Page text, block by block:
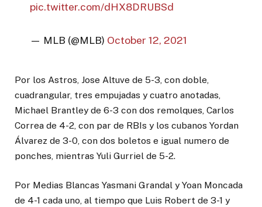
pic.twitter.com/dHX8DRUBSd
— MLB (@MLB) October 12, 2021
Por los Astros, Jose Altuve de 5-3, con doble,
cuadrangular, tres empujadas y cuatro anotadas,
Michael Brantley de 6-3 con dos remolques, Carlos
Correa de 4-2, con par de RBIs y los cubanos Yordan
Álvarez de 3-0, con dos boletos e igual numero de
ponches, mientras Yuli Gurriel de 5-2.
Por Medias Blancas Yasmani Grandal y Yoan Moncada
de 4-1 cada uno, al tiempo que Luis Robert de 3-1 y